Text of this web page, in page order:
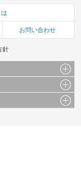
お問い合わせ
針
像データ等）及びこれらの配
利用を行うことは固く禁じて
出された見解・感想です。
ください。
テンツや広告の表示、ソー